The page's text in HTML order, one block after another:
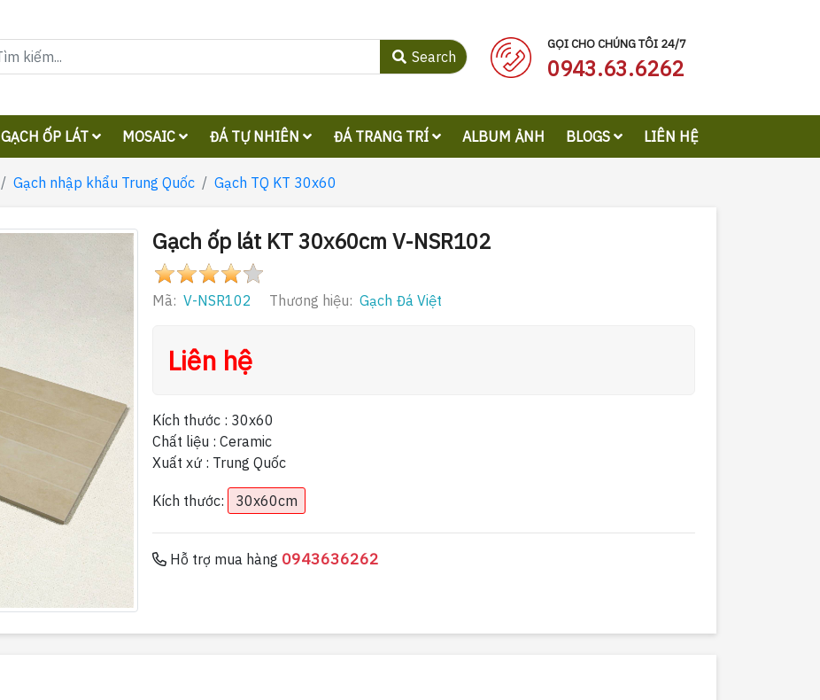
Search
GỌI CHO CHÚNG TÔI 24/7
0943.63.6262
GẠCH ỐP LÁT MOSAIC ĐÁ TỰ NHIÊN ĐÁ TRANG TRÍ ALBUM ẢNH BLOGS LIÊN HỆ
Gạch nhập khẩu Trung Quốc Gạch TQ KT 30x60
Gạch ốp lát KT 30x60cm V-NSR102
Mã: V-NSR102 Thương hiệu: Gạch Đá Việt
Liên hệ
Kích thước : 30x60
Chất liệu : Ceramic
Xuất xứ : Trung Quốc
Kích thước: 30x60cm
Hỗ trợ mua hàng 0943636262